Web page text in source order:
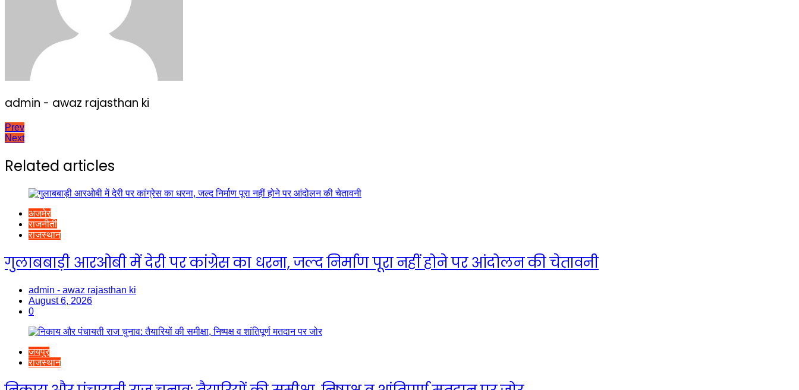
admin - awaz rajasthan ki
Post
Prev
Next
Related articles
अजमेर
राजनीती
राजस्थान
गुलाबबाड़ी आरओबी में देरी पर कांग्रेस का धरना, जल्द निर्माण पूरा नहीं होने पर आंदोलन की चेतावनी
admin - awaz rajasthan ki
August 6, 2026
0
जयपुर
राजस्थान